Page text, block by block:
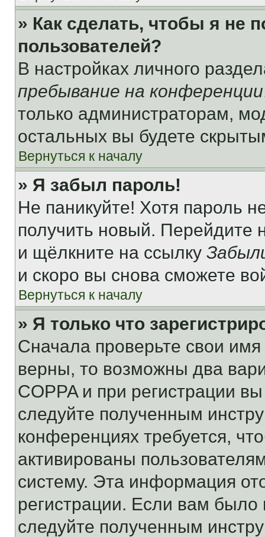
» Как сделать, чтобы я не
пользователей?
В настройках личного
пребывание на конференции
только администраторам,
остальных вы будете
Вернуться к началу
» Я забыл пароль!
Не паникуйте! Хотя пароль
получить новый. Перейдите
и щёлкните на ссылку
и скоро вы снова сможете
Вернуться к началу
» Я только что
Сначала проверьте свои
верны, то возможны два
COPPA и при регистрации
следуйте полученным
конференциях требуется,
активированы
систему. Эта информация
регистрации. Если вам
следуйте полученным